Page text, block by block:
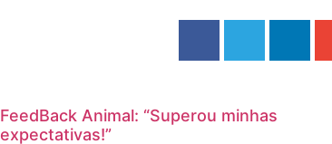
FeedBack Animal: “Superou minhas
expectativas!”